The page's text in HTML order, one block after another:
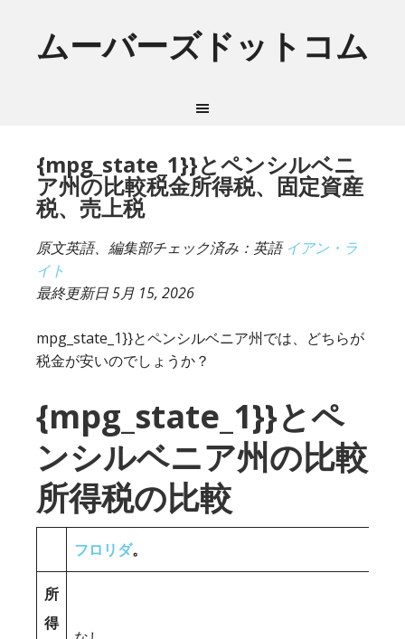
ムーバーズドットコム
{mpg_state_1}}とペンシルベニ
ア州の比較税金所得税、固定資産
税、売上税
原文英語、編集部チェック済み：英語イアン・ラ
イト
最終更新日5月 15, 2026
mpg_state_1}}とペンシルベニア州では、どちらが
税金が安いのでしょうか？
{mpg_state_1}}とペ
ンシルベニア州の比較
所得税の比較
フロリダ。
所
得